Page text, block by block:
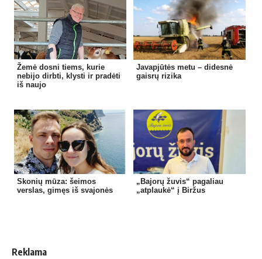
Žemė dosni tiems, kurie
nebijo dirbti, klysti ir pradėti
iš naujo
Javapjūtės metu – didesnė
gaisrų rizika
Skonių mūza: šeimos
verslas, gimęs iš svajonės
„Bajorų žuvis“ pagaliau
„atplaukė“ į Biržus
Reklama